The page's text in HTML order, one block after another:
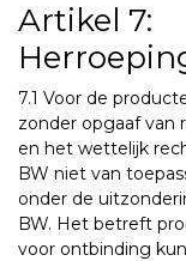
Artikel 7:
7.1 Voor de
zonder opgaaf van
en het wettelijk
BW niet van
onder de
BW. Het betreft
voor ontbinding